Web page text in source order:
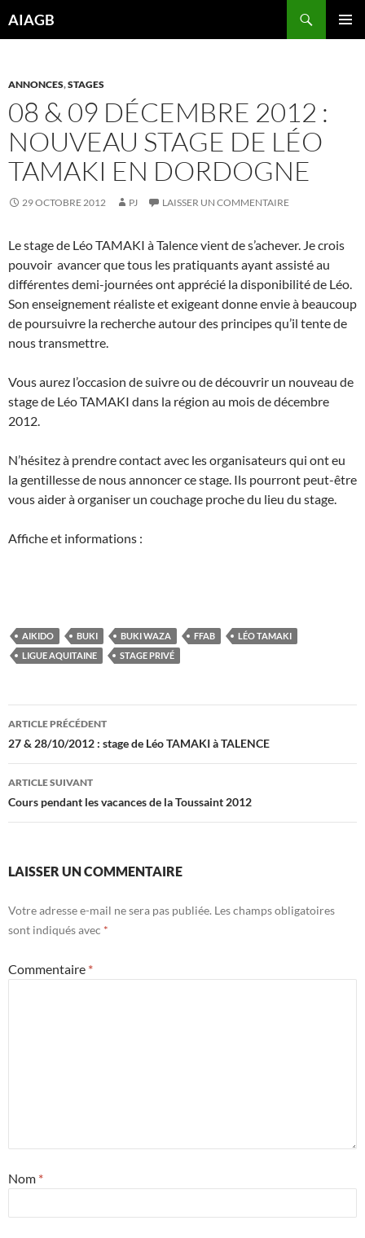
auAIAGB
ANNONCES,STAGES
08 & 09 DÉCEMBRE 2012 :
NOUVEAU STAGE DE LÉO
TAMAKI EN DORDOGNE
29 OCTOBRE 2012 PJ LAISSER UN COMMENTAIRE
Le stage de Léo TAMAKI à Talence vient de s’achever. Je crois
pouvoir avancer que tous les pratiquants ayant assisté au
différentes demi-journées ont apprécié la disponibilité de Léo.
Son enseignement réaliste et exigeant donne envie à beaucoup
de poursuivre la recherche autour des principes qu’il tente de
nous transmettre.
Vous aurez l’occasion de suivre ou de découvrir un nouveau de
stage de Léo TAMAKI dans la région au mois de décembre
2012.
N’hésitez à prendre contact avec les organisateurs qui ont eu
la gentillesse de nous annoncer ce stage. Ils pourront peut-être
vous aider à organiser un couchage proche du lieu du stage.
Affiche et informations :
AIKIDO BUKI BUKI WAZA FFAB
LÉO TAMAKI
LIGUE AQUITAINE
STAGE PRIVÉ
Navigation
des
articles
ARTICLE PRÉCÉDENT
27 & 28/10/2012 : stage de Léo TAMAKI à TALENCE
ARTICLE SUIVANT
Cours pendant les vacances de la Toussaint 2012
LAISSER UN COMMENTAIRE
Votre adresse e-mail ne sera pas publiée. Les champs obligatoires
sont indiqués avec *
Commentaire *
Nom *